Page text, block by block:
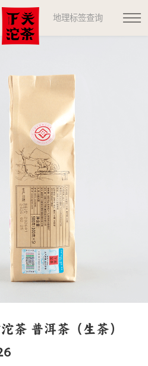
地理标签查询
茶 普洱茶（生茶）